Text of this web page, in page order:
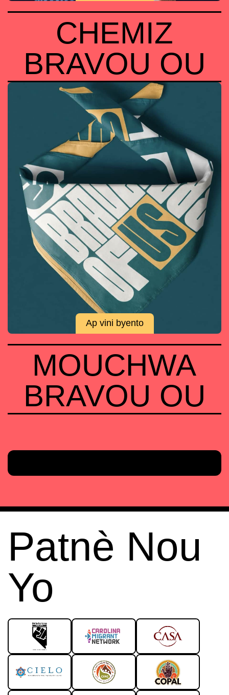
CHEMIZ
BRAVOU OU
Ap vini byento
MOUCHWA
BRAVOU OU
Patnè Nou
Yo